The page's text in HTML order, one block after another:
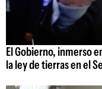
El Gobierno, inmerso
la ley de tierras en el